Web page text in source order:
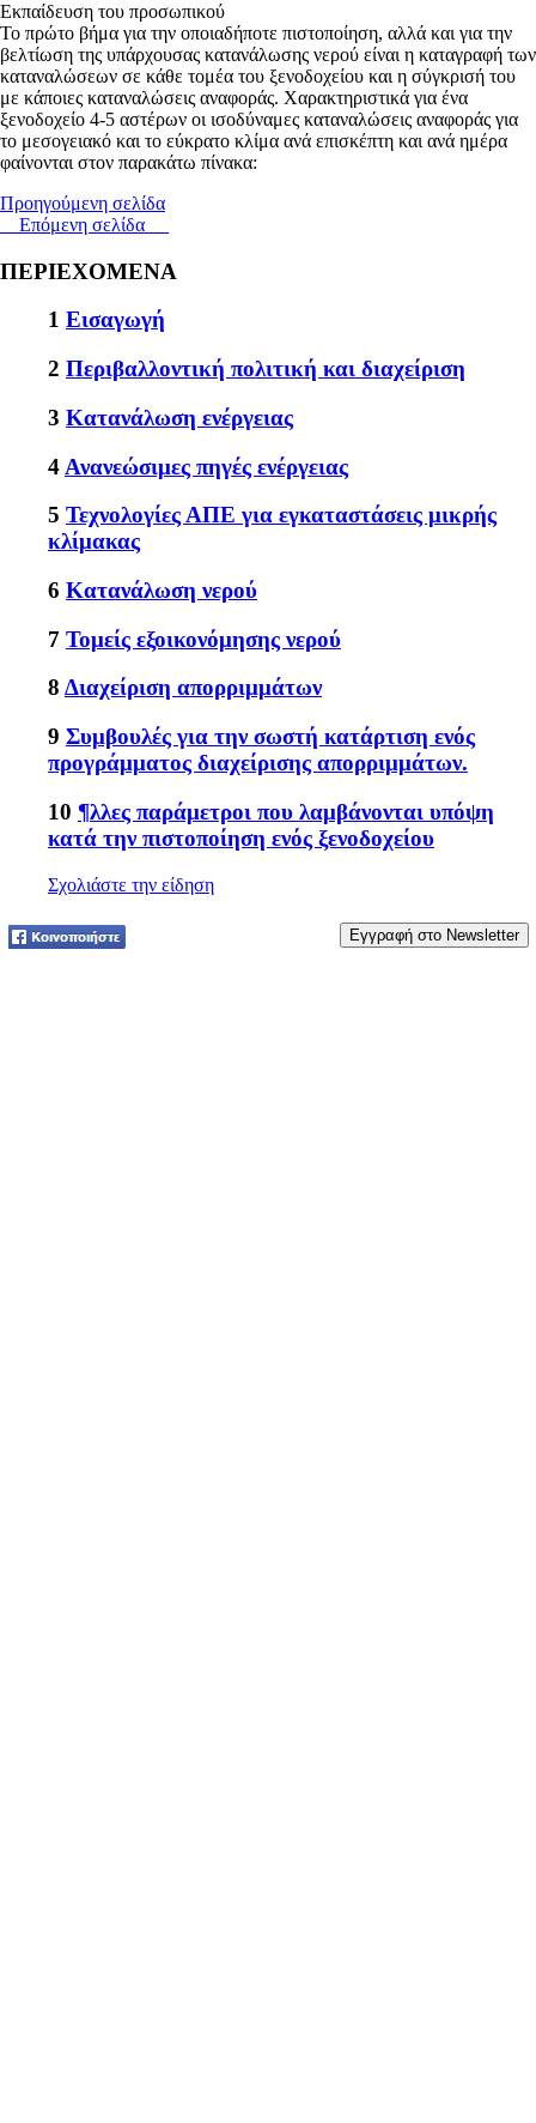
Εκπαίδευση του προσωπικού
Το πρώτο βήμα για την οποιαδήποτε πιστοποίηση, αλλά και για την
βελτίωση της υπάρχουσας κατανάλωσης νερού είναι η καταγραφή των
καταναλώσεων σε κάθε τομέα του ξενοδοχείου και η σύγκρισή του
με κάποιες καταναλώσεις αναφοράς. Χαρακτηριστικά για ένα
ξενοδοχείο 4-5 αστέρων οι ισοδύναμες καταναλώσεις αναφοράς για
το μεσογειακό και το εύκρατο κλίμα ανά επισκέπτη και ανά ημέρα
φαίνονται στον παρακάτω πίνακα:
Προηγούμενη σελίδα
Επόμενη σελίδα
ΠΕΡΙΕΧΟΜΕΝΑ
1 Εισαγωγή
2 Περιβαλλοντική πολιτική και διαχείριση
3 Κατανάλωση ενέργειας
4 Ανανεώσιμες πηγές ενέργειας
5 Τεχνολογίες ΑΠΕ για εγκαταστάσεις μικρής
κλίμακας
6 Κατανάλωση νερού
7 Τομείς εξοικονόμησης νερού
8 Διαχείριση απορριμμάτων
9 Συμβουλές για την σωστή κατάρτιση ενός
προγράμματος διαχείρισης απορριμμάτων.
10 ¶λλες παράμετροι που λαμβάνονται υπόψη
κατά την πιστοποίηση ενός ξενοδοχείου
Σχολιάστε την είδηση
Tweet